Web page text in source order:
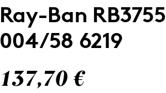
Ray-Ban RB3755
004/58 6219
137,70 €